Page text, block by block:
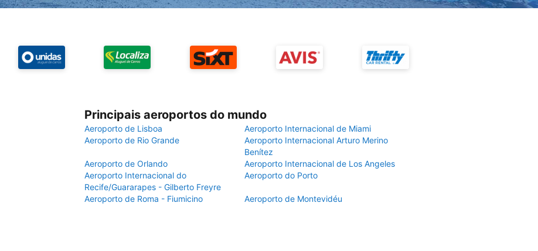
Principais aeroportos do mundo
Aeroporto de Lisboa
Aeroporto Internacional de Miami
Aeroporto de Rio Grande
Aeroporto Internacional Arturo Merino
Benítez
Aeroporto de Orlando
Aeroporto Internacional de Los Angeles
Aeroporto Internacional do
Recife/Guararapes - Gilberto Freyre
Aeroporto do Porto
Aeroporto de Roma - Fiumicino Aeroporto de Montevidéu